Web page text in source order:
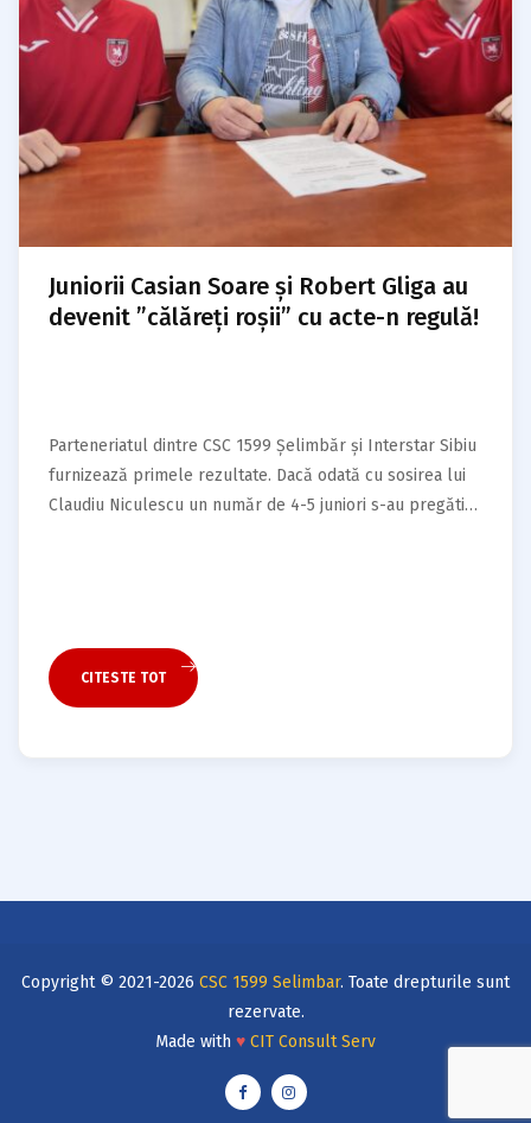
Juniorii Casian Soare și Robert Gliga au
devenit ”călăreți roșii” cu acte-n regulă!
Parteneriatul dintre CSC 1599 Șelimbăr și Interstar Sibiu
furnizează primele rezultate. Dacă odată cu sosirea lui
Claudiu Niculescu un număr de 4-5 juniori s-au pregătit
CITESTE TOT
Copyright © 2021-2026 CSC 1599 Selimbar. Toate drepturile sunt
rezervate.
Made with ♥ CIT Consult Serv